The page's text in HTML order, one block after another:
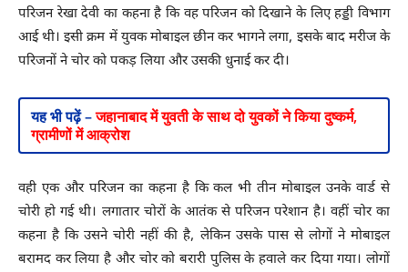
परिजन रेखा देवी का कहना है कि वह परिजन को दिखाने के लिए हड्डी विभाग
आई थी। इसी क्रम में युवक मोबाइल छीन कर भागने लगा, इसके बाद मरीज के
परिजनों ने चोर को पकड़ लिया और उसकी धुनाई कर दी।
यह भी पढ़ें –जहानाबाद में युवती के साथ दो युवकों ने किया दुष्कर्म,
ग्रामीणों में आक्रोश
वही एक और परिजन का कहना है कि कल भी तीन मोबाइल उनके वार्ड से
चोरी हो गई थी। लगातार चोरों के आतंक से परिजन परेशान है। वहीं चोर का
कहना है कि उसने चोरी नहीं की है, लेकिन उसके पास से लोगों ने मोबाइल
बरामद कर लिया है और चोर को बरारी पुलिस के हवाले कर दिया गया। लोगों